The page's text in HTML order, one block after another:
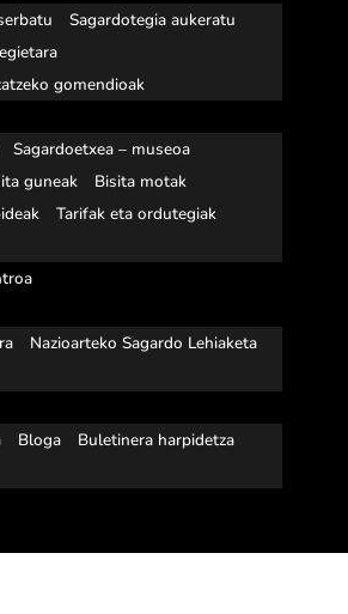
Sagardotegia aukeratu
gomendioak
Sagardoetxea – museoa
guneak
Bisita motak
Tarifak eta ordutegiak
Nazioarteko Sagardo Lehiaketa
Bloga
Buletinera harpidetza